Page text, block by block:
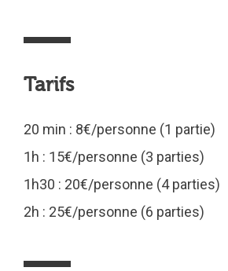
Tarifs
20 min : 8€/personne (1 partie)
1h : 15€/personne (3 parties)
1h30 : 20€/personne (4 parties)
2h : 25€/personne (6 parties)